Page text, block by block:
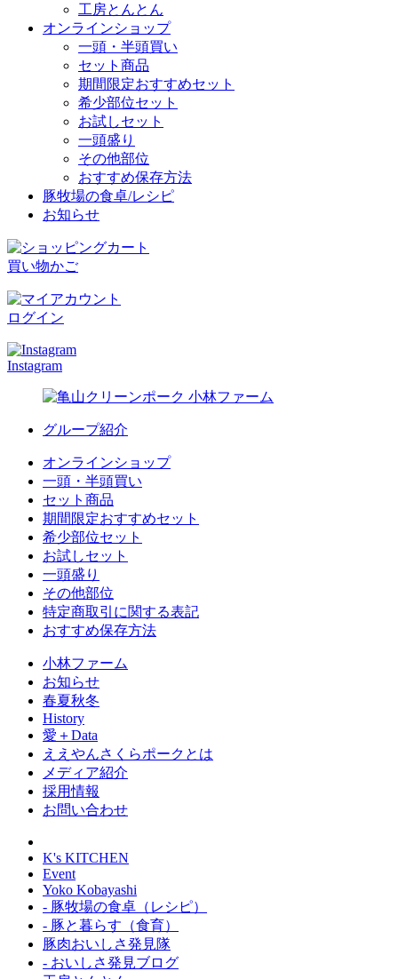
工房とんとん
オンラインショップ
一頭・半頭買い
セット商品
期間限定おすすめセット
希少部位セット
お試しセット
一頭盛り
その他部位
おすすめ保存方法
豚牧場の食卓/レシピ
お知らせ
買い物かご
ログイン
Instagram
グループ紹介
オンラインショップ
一頭・半頭買い
セット商品
期間限定おすすめセット
希少部位セット
お試しセット
一頭盛り
その他部位
特定商取引に関する表記
おすすめ保存方法
小林ファーム
お知らせ
春夏秋冬
History
愛＋Data
ええやんさくらポークとは
メディア紹介
採用情報
お問い合わせ
K's KITCHEN
Event
Yoko Kobayashi
- 豚牧場の食卓（レシピ）
- 豚と暮らす（食育）
豚肉おいしさ発見隊
- おいしさ発見ブログ